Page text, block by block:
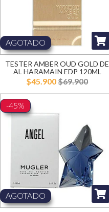
AGOTADO
TESTER AMBER OUD GOLD DE
AL HARAMAIN EDP 120ML
$45.900$69.900
-45%
AGOTADO